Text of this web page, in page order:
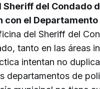
Sheriff del Condado
el
del Sheriff del
tanto en las áreas
intentan no
departamentos de